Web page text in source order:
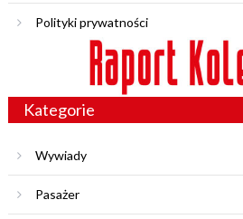
Polityki prywatności
Kategorie
Wywiady
Pasażer